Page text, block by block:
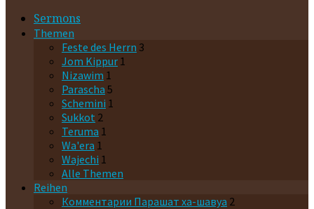
Sermons
Themen
Feste des Herrn 3
Jom Kippur 1
Nizawim 1
Parascha 5
Schemini 1
Sukkot 2
Teruma 1
Wa'era 1
Wajechi 1
Alle Themen
Reihen
Комментарии Парашaт ха-шавyа 2